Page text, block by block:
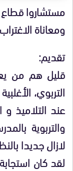
مستشاروا قطاع
ومعاناة
تقديم:
قليل هم من
التربوي،
عند التلاميذ
والتربوية
لازال جديدا
لقد كان